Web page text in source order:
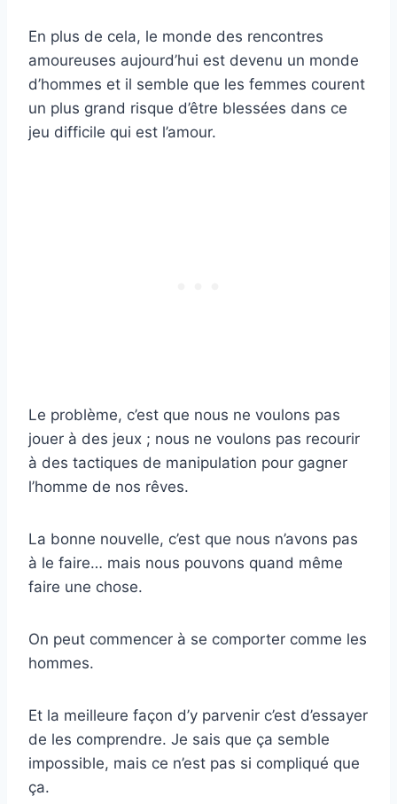
En plus de cela, le monde des rencontres
amoureuses aujourd’hui est devenu un monde
d’hommes et il semble que les femmes courent
un plus grand risque d’être blessées dans ce
jeu difficile qui est l’amour.
Le problème, c’est que nous ne voulons pas
jouer à des jeux ; nous ne voulons pas recourir
à des tactiques de manipulation pour gagner
l’homme de nos rêves.
La bonne nouvelle, c’est que nous n’avons pas
à le faire… mais nous pouvons quand même
faire une chose.
On peut commencer à se comporter comme les
hommes.
Et la meilleure façon d’y parvenir c’est d’essayer
de les comprendre. Je sais que ça semble
impossible, mais ce n’est pas si compliqué que
ça.